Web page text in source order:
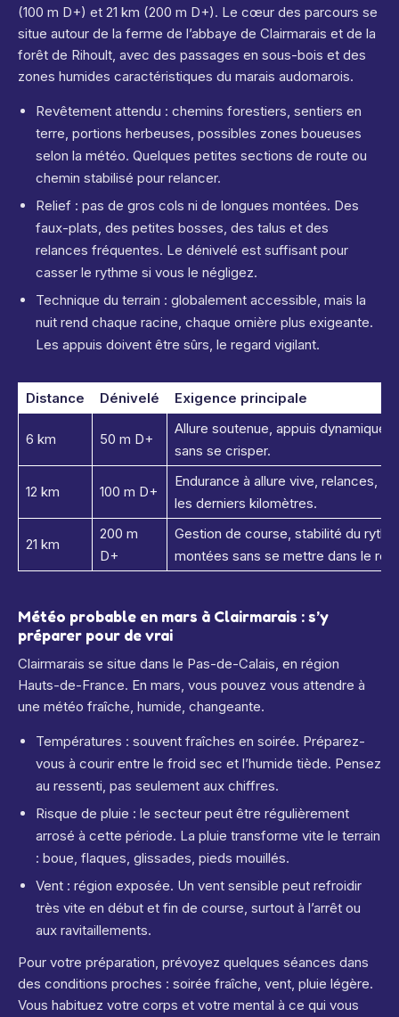
(100 m D+) et 21 km (200 m D+). Le cœur des parcours se
situe autour de la ferme de l’abbaye de Clairmarais et de la
forêt de Rihoult, avec des passages en sous-bois et des
zones humides caractéristiques du marais audomarois.
Revêtement attendu : chemins forestiers, sentiers en
terre, portions herbeuses, possibles zones boueuses
selon la météo. Quelques petites sections de route ou
chemin stabilisé pour relancer.
Relief : pas de gros cols ni de longues montées. Des
faux-plats, des petites bosses, des talus et des
relances fréquentes. Le dénivelé est suffisant pour
casser le rythme si vous le négligez.
Technique du terrain : globalement accessible, mais la
nuit rend chaque racine, chaque ornière plus exigeante.
Les appuis doivent être sûrs, le regard vigilant.
Distance Dénivelé Exigence principale
6 km 50 m D+
Allure soutenue, appuis
sans se crisper.
12 km 100 m D+
Endurance à allure vive, relances,
les derniers kilomètres.
21 km
200 m
D+
Gestion de course, stabilité du
montées sans se mettre dans le
Météo probable en mars à Clairmarais : s’y
préparer pour de vrai
Clairmarais se situe dans le Pas-de-Calais, en région
Hauts-de-France. En mars, vous pouvez vous attendre à
une météo fraîche, humide, changeante.
Températures : souvent fraîches en soirée. Préparez-
vous à courir entre le froid sec et l’humide tiède. Pensez
au ressenti, pas seulement aux chiffres.
Risque de pluie : le secteur peut être régulièrement
arrosé à cette période. La pluie transforme vite le terrain
: boue, flaques, glissades, pieds mouillés.
Vent : région exposée. Un vent sensible peut refroidir
très vite en début et fin de course, surtout à l’arrêt ou
aux ravitaillements.
Pour votre préparation, prévoyez quelques séances dans
des conditions proches : soirée fraîche, vent, pluie légère.
Vous habituez votre corps et votre mental à ce qui vous